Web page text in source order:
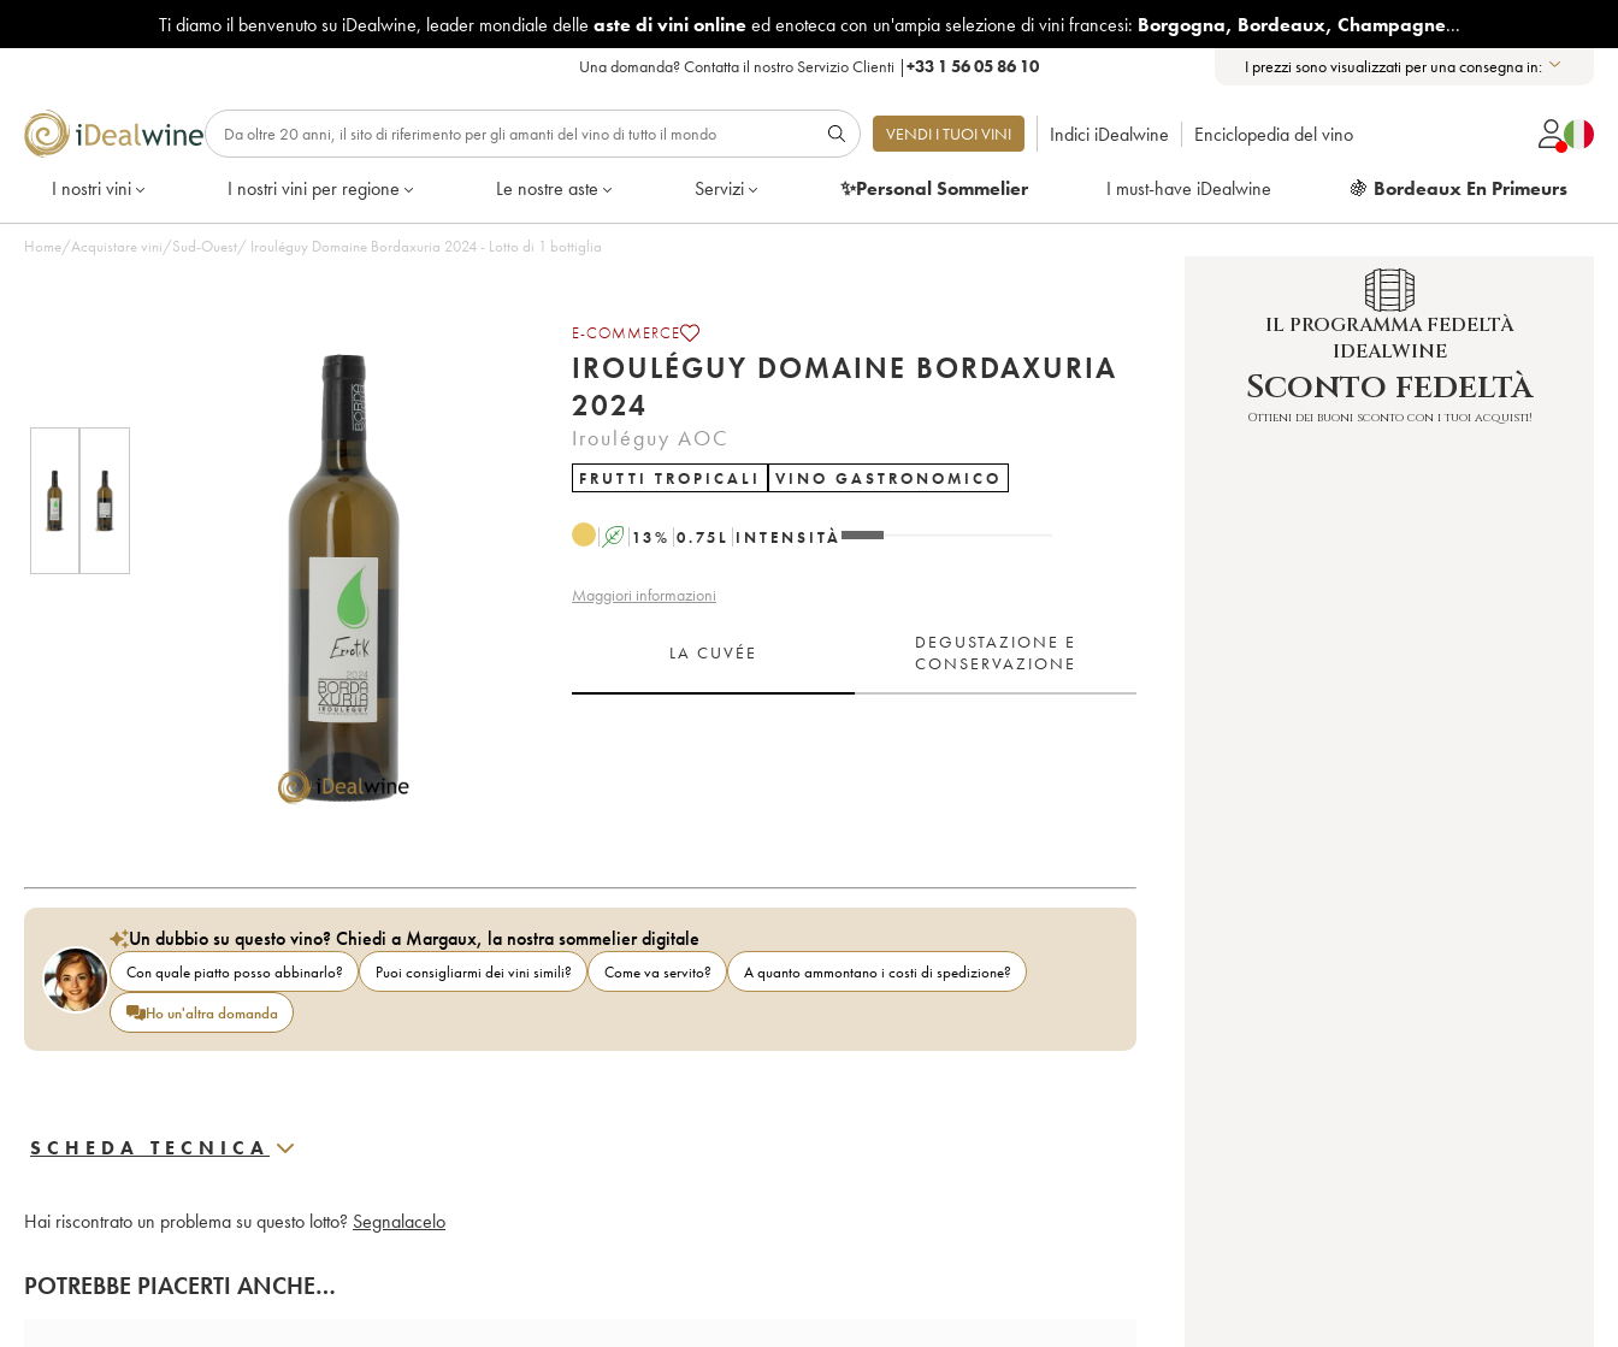
Ti diamo il benvenuto su iDealwine, leader mondiale delle aste di vini onlineed enoteca con un'ampia selezione di vini francesi: Borgogna, Bordeaux, Champagne...
Una domanda?Contatta il nostro Servizio Clienti |+33 1 56 05 86 10 I prezzi sono visualizzati per una consegna in:
VENDI I TUOI VINI Indici iDealwine Enciclopedia del vino
I nostri vini I nostri vini per regione Le nostre aste Servizi ✨Personal Sommelier I must-have iDealwine 🍇 Bordeaux En Primeurs
Home/Acquistare vini/Sud-Ouest/ Irouléguy Domaine Bordaxuria 2024 - Lotto di 1 bottiglia
E-COMMERCE
IROULÉGUY DOMAINE BORDAXURIA
2024
Irouléguy AOC
FRUTTI TROPICALI VINO GASTRONOMICO
A 13% 0.75 L INTENSITÀ
Maggiori informazioni
LA CUVÉE
DEGUSTAZIONE E
CONSERVAZIONE
Un dubbio su questo vino? Chiedi a Margaux, la nostra sommelier digitale
Con quale piatto posso abbinarlo? Puoi consigliarmi dei vini simili? Come va servito?
A quanto ammontano i costi di spedizione?
Ho un'altra domanda
SCHEDA TECNICA
Hai riscontrato un problema su questo lotto? Segnalacelo
POTREBBE PIACERTI ANCHE…
IL PROGRAMMA FEDELTÀ
IDEALWINE
Sconto fedeltà
Ottieni dei buoni sconto con i tuoi acquisti!